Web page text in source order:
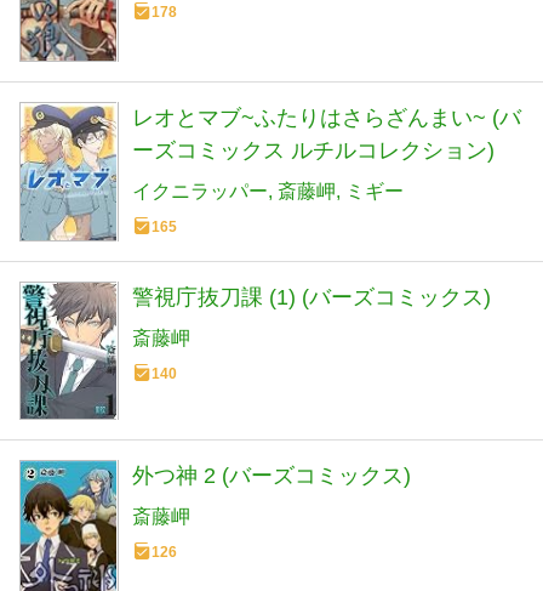
178
レオとマブ~ふたりはさらざんまい~ (バ
ーズコミックス ルチルコレクション)
イクニラッパー 斎藤岬 ミギー
165
警視庁抜刀課 (1) (バーズコミックス)
斎藤岬
140
外つ神 2 (バーズコミックス)
斎藤岬
126